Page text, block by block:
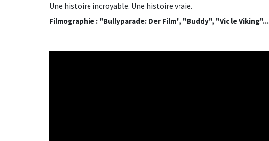
Une histoire incroyable. Une histoire vraie.
Filmographie : "Bullyparade: Der Film", "Buddy", "Vic le Viking"...